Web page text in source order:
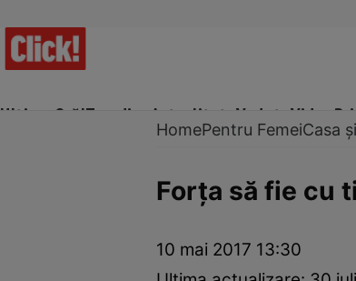
Ultima Oră!Trending Actualitate Vedete Video
Dezvoltare personalăÎngrijire personalăCasă și
HomePentru FemeiCasa
Forţa să fie cu
10 mai 2017 13:30